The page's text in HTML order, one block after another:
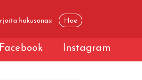
Facebook Instagram